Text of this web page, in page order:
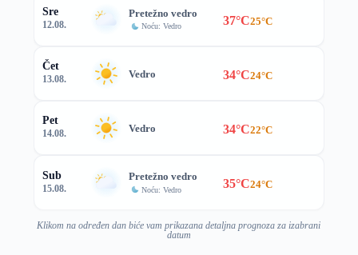
Sre
12.08.
Pretežno vedro
Noću: Vedro 37°C25°C
Čet
13.08. Vedro 34°C24°C
Pet
14.08. Vedro 34°C22°C
Sub
15.08.
Pretežno vedro
Noću: Vedro 35°C24°C
Klikom na određen dan biće vam prikazana detaljna prognoza za izabrani
datum